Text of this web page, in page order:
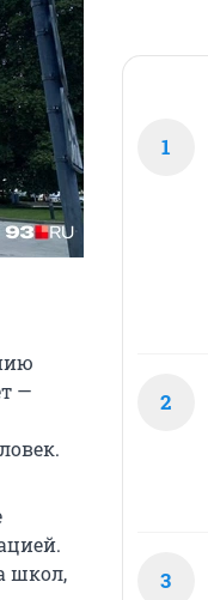
—
школ,
1
2
3